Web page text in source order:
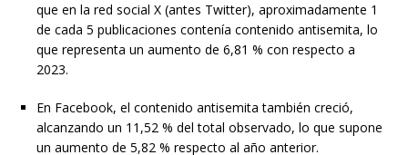
que en la red social X (antes Twitter), aproximadamente 1
de cada 5 publicaciones contenía contenido antisemita, lo
que representa un aumento de 6,81 % con respecto a
2023.
En Facebook, el contenido antisemita también creció,
alcanzando un 11,52 % del total observado, lo que supone
un aumento de 5,82 % respecto al año anterior.